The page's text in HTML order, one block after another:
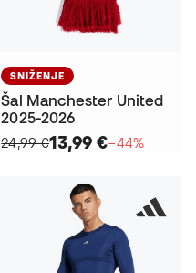
SNIŽENJE
Šal Manchester United
2025-2026
24,99 €13,99 €−44%